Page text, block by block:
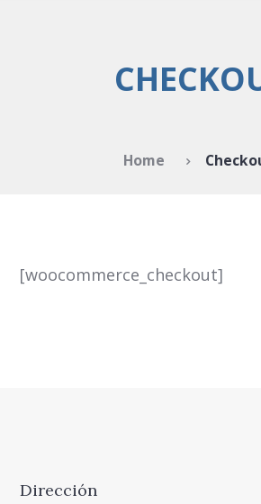
Home
[woocommerce_checkout]
Dirección